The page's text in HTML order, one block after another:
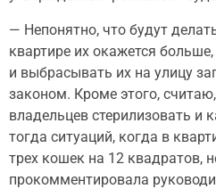
— Непонятно, что будут
квартире их окажется
и выбрасывать их на улицу
законом. Кроме этого,
владельцев стерилизовать и
тогда ситуаций, когда в
трех кошек на 12 квадратов,
прокомментировала